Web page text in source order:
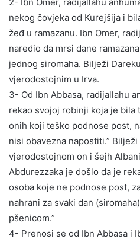
nekog čovjeka od Kurejšija i
žeđ u ramazanu. Ibn Omer,
naredio da mrsi dane
jednog siromaha. Bilježi
vjerodostojnim u Irva.
3- Od Ibn Abbasa, radijallahu
rekao svojoj robinji koja je bila
onih koji teško podnose post,
nisi obavezna napostiti.”
vjerodostojnom on i šejh
Abdurezzaka je došlo da je
osoba koje ne podnose post,
nahrani za svaki dan
pšenicom.”
4- Prenosi se od Ibn Abbasa i